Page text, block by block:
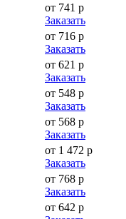
от 741 р
Заказать
от 716 р
Заказать
от 621 р
Заказать
от 548 р
Заказать
от 568 р
Заказать
от 1 472 р
Заказать
от 768 р
Заказать
от 642 р